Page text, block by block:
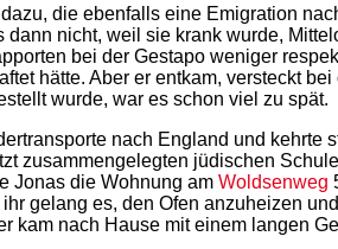
die ebenfalls eine Emigration
nicht, weil sie krank wurde,
bei der Gestapo weniger
hätte. Aber er entkam, versteckt
wurde, war es schon viel zu spät.
nach England und kehrte
zusammengelegten jüdischen
Jonas die Wohnung am Woldsenweg
gelang es, den Ofen anzuheizen
kam nach Hause mit einem langen